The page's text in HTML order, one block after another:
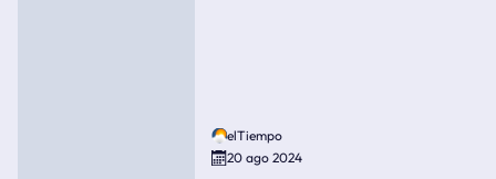
elTiempo
20 ago 2024